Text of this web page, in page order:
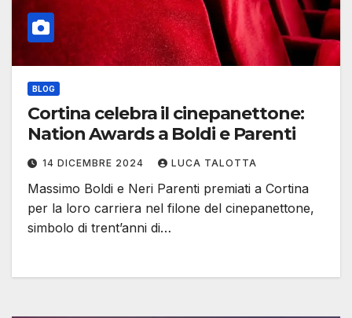
BLOG
Cortina celebra il cinepanettone:
Nation Awards a Boldi e Parenti
14 DICEMBRE 2024 LUCA TALOTTA
Massimo Boldi e Neri Parenti premiati a Cortina
per la loro carriera nel filone del cinepanettone,
simbolo di trent’anni di…